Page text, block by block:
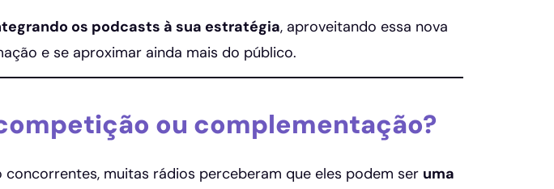
os podcasts à sua estratégia, aproveitando essa nova
e se aproximar ainda mais do público.
ou complementação?
muitas rádios perceberam que eles podem ser uma